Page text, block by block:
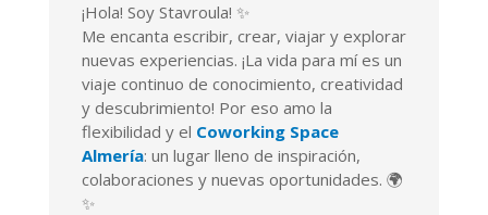
¡Hola! Soy Stavroula! ✨
Me encanta escribir, crear, viajar y explorar
nuevas experiencias. ¡La vida para mí es un
viaje continuo de conocimiento, creatividad
y descubrimiento! Por eso amo la
flexibilidad y el Coworking Space
Almería: un lugar lleno de inspiración,
colaboraciones y nuevas oportunidades. 🌍
✨